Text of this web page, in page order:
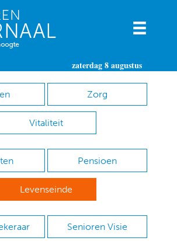
zaterdag 8 augustus
Zorg
Vitaliteit
Pensioen
Levenseinde
Senioren Visie